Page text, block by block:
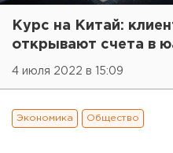
Курс на Китай:
открывают счета в
4 июля 2022 в 15:09
Экономика Общество